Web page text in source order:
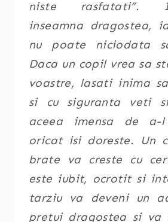
niste rasfatati”.
inseamna dragostea,
nu poate niciodata
Daca un copil vrea sa
voastre, lasati inima
si cu siguranta veti
aceea imensa de
oricat isi doreste. Un
brate va creste cu
este iubit, ocrotit si
tarziu va deveni un
pretui dragostea si va